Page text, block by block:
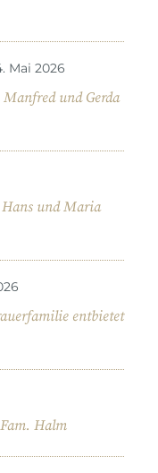
Mai 2026
und Gerda
und Maria
entbietet
Halm